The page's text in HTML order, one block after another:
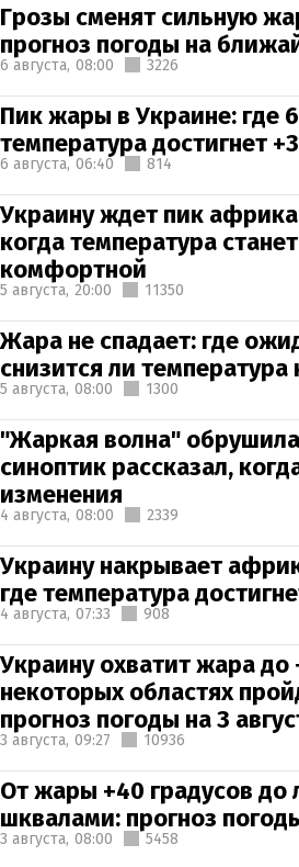
Грозы сменят сильную
прогноз погоды на
6 августа, 08:00 3226
Пик жары в Украине: где 6
температура достигнет
6 августа, 06:40 814
Украину ждет пик
когда температура
комфортной
5 августа, 20:00 11350
Жара не спадает: где
снизится ли температура
5 августа, 08:00 1300
"Жаркая волна"
синоптик рассказал,
изменения
4 августа, 08:00 2339
Украину накрывает
где температура
4 августа, 07:33 908
Украину охватит жара до
некоторых областях
прогноз погоды на 3
3 августа, 09:27 10936
От жары +40 градусов до
шквалами: прогноз
3 августа, 08:00 5458